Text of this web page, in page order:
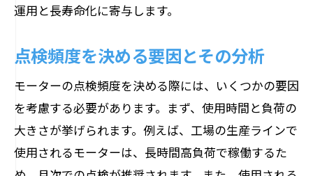
運用と長寿命化に寄与します。
点検頻度を決める要因とその分析
モーターの点検頻度を決める際には、いくつかの要因
を考慮する必要があります。まず、使用時間と負荷の
大きさが挙げられます。例えば、工場の生産ラインで
使用されるモーターは、長時間高負荷で稼働するた